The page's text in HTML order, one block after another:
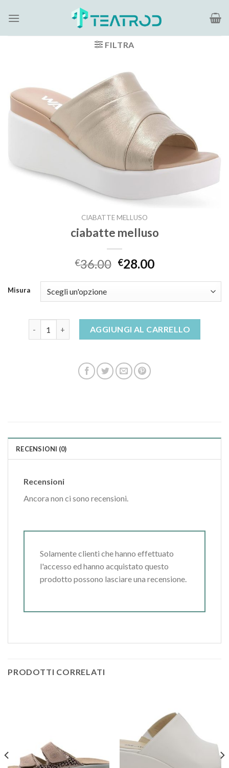
FILTRA
CIABATTE MELLUSO
ciabatte melluso
€36.00 €28.00
Misura
AGGIUNGI AL CARRELLO
RECENSIONI (0)
Recensioni
Ancora non ci sono recensioni.
Solamente clienti che hanno effettuato
l'accesso ed hanno acquistato questo
prodotto possono lasciare una recensione.
PRODOTTI CORRELATI